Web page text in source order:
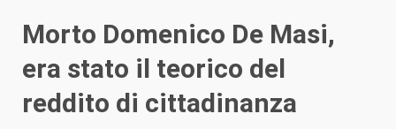
Morto Domenico De Masi,
era stato il teorico del
reddito di cittadinanza